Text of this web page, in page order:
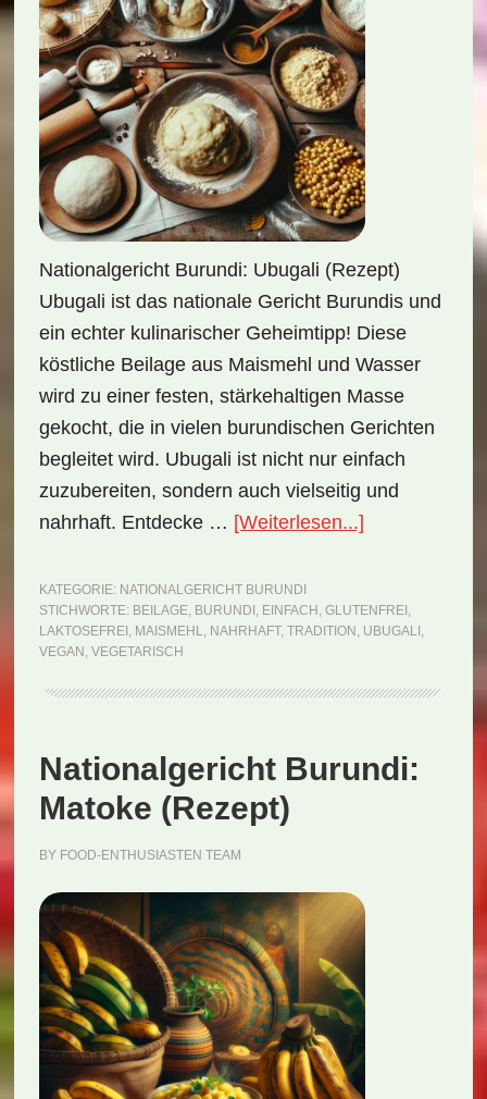
Nationalgericht Burundi: Ubugali (Rezept)
Ubugali ist das nationale Gericht Burundis und
ein echter kulinarischer Geheimtipp! Diese
köstliche Beilage aus Maismehl und Wasser
wird zu einer festen, stärkehaltigen Masse
gekocht, die in vielen burundischen Gerichten
begleitet wird. Ubugali ist nicht nur einfach
zuzubereiten, sondern auch vielseitig und
nahrhaft. Entdecke … [Weiterlesen...]
(Rezept)
KATEGORIE: NATIONALGERICHT BURUNDI
STICHWORTE: BEILAGE, BURUNDI , EINFACH , GLUTENFREI ,
LAKTOSEFREI , MAISMEHL, NAHRHAFT, TRADITION , UBUGALI ,
VEGAN , VEGETARISCH
Nationalgericht Burundi:
Matoke (Rezept)
BY FOOD-ENTHUSIASTEN TEAM